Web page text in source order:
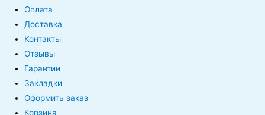
Оплата
Доставка
Контакты
Отзывы
Гарантии
Закладки
Оформить заказ
Корзина